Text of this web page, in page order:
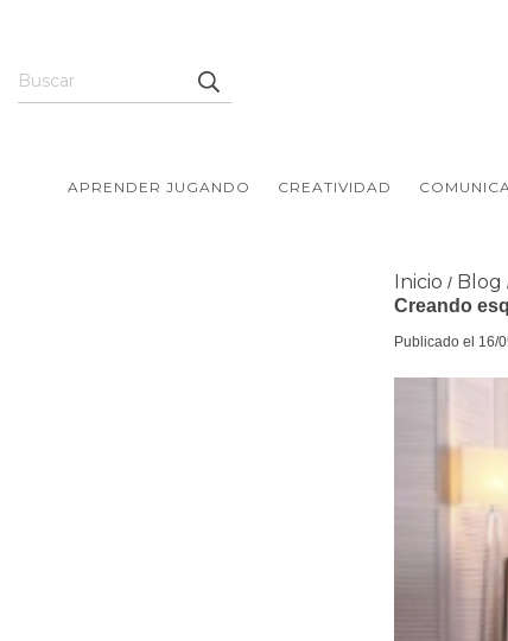
APRENDER JUGANDO CREATIVIDAD
Inicio / Blog
Creando
Publicado el 16/